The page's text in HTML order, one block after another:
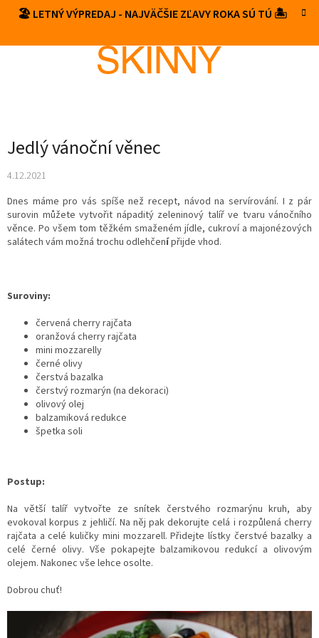
Prejsť
🏖️ LETNÝ VÝPREDAJ - NAJVÄČŠIE ZĽAVY ROKA SÚ TÚ 🏝️
Jedlý vánoční věnec
4.12.2021
Dnes máme pro vás spíše než recept, návod na servírování. I z pár
surovin můžete vytvořit nápaditý zeleninový talíř ve tvaru vánočního
věnce. Po všem tom těžkém smaženém jídle, cukroví a majonézových
salátech vám možná trochu odlehčenípřijde vhod.
Suroviny:
červená cherry rajčata
oranžová cherry rajčata
mini mozzarelly
černé olivy
čerstvá bazalka
čerstvý rozmarýn (na dekoraci)
olivový olej
balzamiková redukce
špetka soli
Postup:
Na větší talíř vytvořte ze snítek čerstvého rozmarýnu kruh, aby
evokoval korpus z jehličí. Na něj pak dekorujte celá i rozpůlená cherry
rajčata a celé kuličky mini mozzarell. Přidejte lístky čerstvé bazalky a
celé černé olivy. Vše pokapejte balzamikovou redukcí a olivovým
olejem. Nakonec vše lehce osolte.
Dobrou chuť!